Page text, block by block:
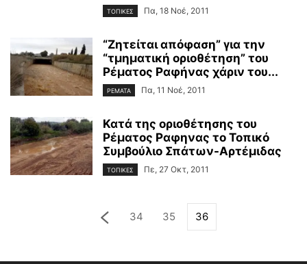
ΤΟΠΙΚΕΣ Πα, 18 Νοέ, 2011
“Ζητείται απόφαση” για την
“τμηματική οριοθέτηση” του
Ρέματος Ραφήνας χάριν του...
ΡΕΜΑΤΑ Πα, 11 Νοέ, 2011
Κατά της οριοθέτησης του
Ρέματος Ραφηνας το Τοπικό
Συμβούλιο Σπάτων-Αρτέμιδας
ΤΟΠΙΚΕΣ Πε, 27 Οκτ, 2011
34 35 36